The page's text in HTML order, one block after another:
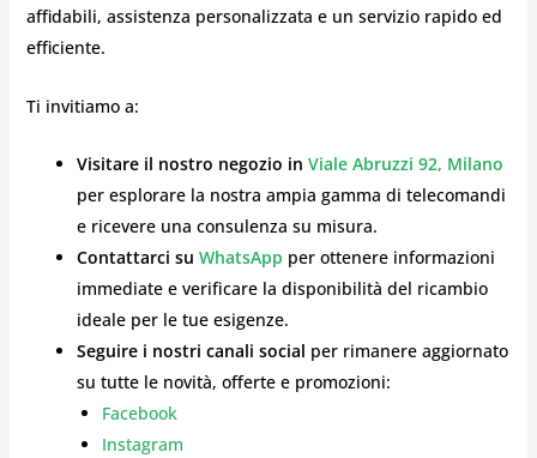
affidabili, assistenza personalizzata e un servizio rapido ed
efficiente.
Ti invitiamo a:
Visitare il nostro negozio in Viale Abruzzi 92, Milano
per esplorare la nostra ampia gamma di telecomandi
e ricevere una consulenza su misura.
Contattarci su WhatsApp per ottenere informazioni
immediate e verificare la disponibilità del ricambio
ideale per le tue esigenze.
Seguire i nostri canali social per rimanere aggiornato
su tutte le novità, offerte e promozioni:
Facebook
Instagram